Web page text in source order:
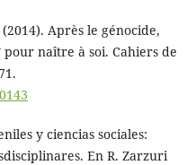
Après le génocide,
naître à soi. Cahiers de
y ciencias sociales:
En R. Zarzuri